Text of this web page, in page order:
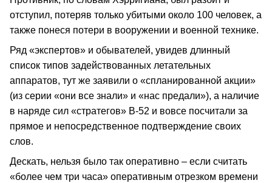
отступил, потеряв только убитыми около 100 человек, а
также понеся потери в вооружении и военной технике.
Ряд «экспертов» и обывателей, увидев длинный
список типов задействованных летательных
аппаратов, тут же заявили о «спланированной акции»
(из серии «они все знали» и «нас предали»), а наличие
в наряде сил «стратегов» В-52 и вовсе посчитали за
прямое и непосредственное подтверждение своих
слов.
Дескать, нельзя было так оперативно – если считать
«более чем три часа» оперативным отрезком времени